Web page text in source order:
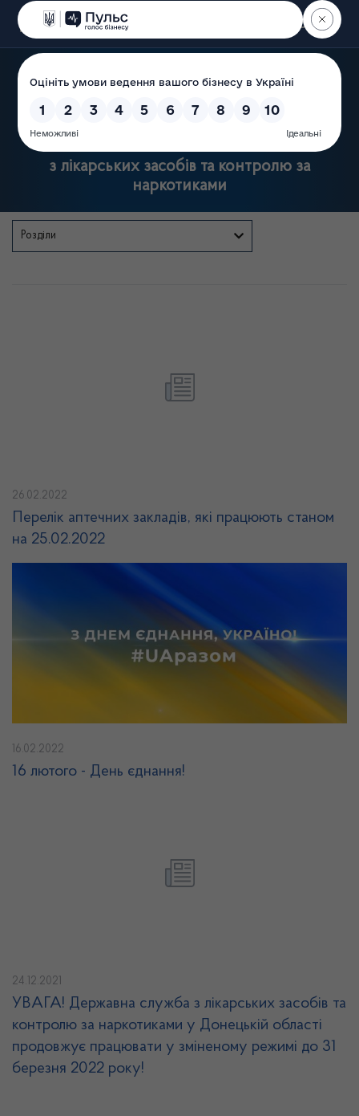
Пошук
Державна служба України
з лікарських засобів та контролю за
наркотиками
Розділи
26.02.2022
Перелік аптечних закладів, які працюють станом
на 25.02.2022
16.02.2022
16 лютого - День єднання!
24.12.2021
УВАГА! Державна служба з лікарських засобів та
контролю за наркотиками у Донецькій області
продовжує працювати у зміненому режимі до 31
березня 2022 року!